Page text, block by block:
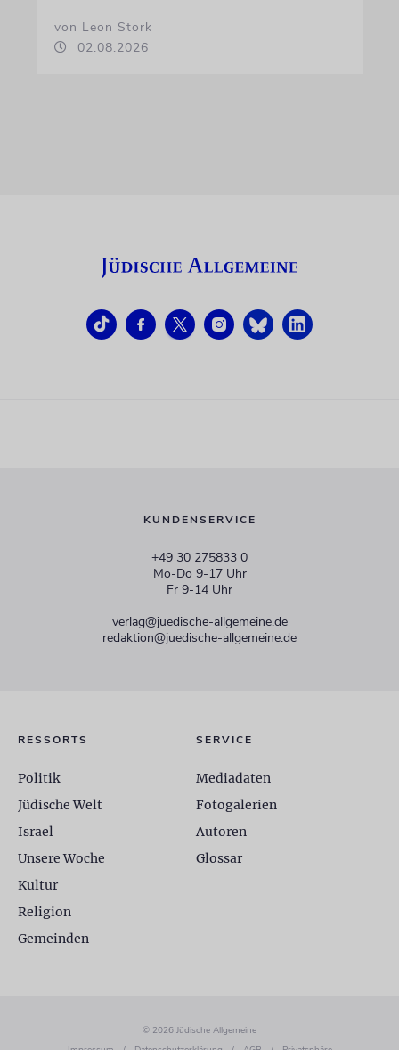
von Leon Stork
02.08.2026
KUNDENSERVICE
+49 30 275833 0
Mo-Do 9-17 Uhr
Fr 9-14 Uhr
verlag@juedische-allgemeine.de
redaktion@juedische-allgemeine.de
RESSORTS
Politik
Jüdische Welt
Israel
Unsere Woche
Kultur
Religion
Gemeinden
SERVICE
Mediadaten
Fotogalerien
Autoren
Glossar
© 2026 Jüdische Allgemeine